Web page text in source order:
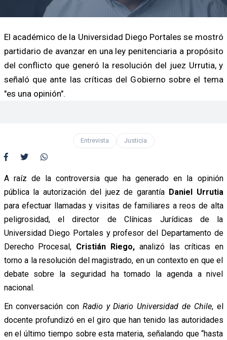
El académico de la Universidad Diego Portales se mostró
partidario de avanzar en una ley penitenciaria a propósito
del conflicto que generó la resolución del juez Urrutia, y
señaló que ante las críticas del Gobierno sobre el tema
"es una opinión".
Entrevista Justicia
A raíz de la controversia que ha generado en la opinión
pública la autorización del juez de garantía Daniel Urrutia
para efectuar llamadas y visitas de familiares a reos de alta
peligrosidad, el director de Clínicas Jurídicas de la
Universidad Diego Portales y profesor del Departamento de
Derecho Procesal, Cristián Riego, analizó las críticas en
torno a la resolución del magistrado, en un contexto en que el
debate sobre la seguridad ha tomado la agenda a nivel
nacional.
En conversación con Radio y Diario Universidad de Chile, el
docente profundizó en el giro que han tenido las autoridades
en el último tiempo sobre esta materia, señalando que “hasta